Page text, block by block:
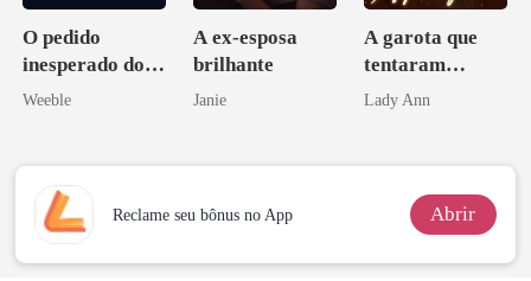
O pedido
inesperado do
meu chefe
Weeble
A ex-esposa
brilhante
Janie
A garota que
tentaram
apagar
Lady Ann
Reclame seu bônus no App Abrir